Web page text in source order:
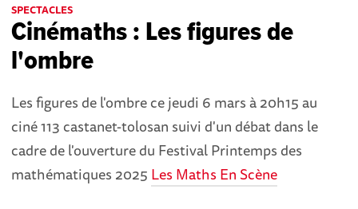
SPECTACLES
Cinémaths : Les figures de
l'ombre
Les figures de l'ombre ce jeudi 6 mars à 20h15 au
ciné 113 castanet-tolosan suivi d'un débat dans le
cadre de l'ouverture du Festival Printemps des
mathématiques 2025 Les Maths En Scène